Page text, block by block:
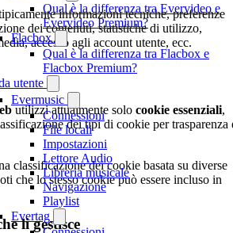
Qual è la differenza tra Evervideo e
Evervideo Premium?
Flacbox
Qual è la differenza tra Flacbox e
Flacbox Premium?
utente
Evermusic
Connessioni
File locali
Impostazioni
Lettore Audio
Libreria musicale
Navigazione
Playlist
Evertag
informazioni tecniche, preferenze
dei contenuti, statistiche di utilizzo,
accesso agli account utente, ecc.
utilizzi attualmente solo cookie essenziali,
dei tipi di cookie per trasparenza
classificazione dei cookie basata su diverse
che lo stesso cookie può essere incluso in
li gestisce